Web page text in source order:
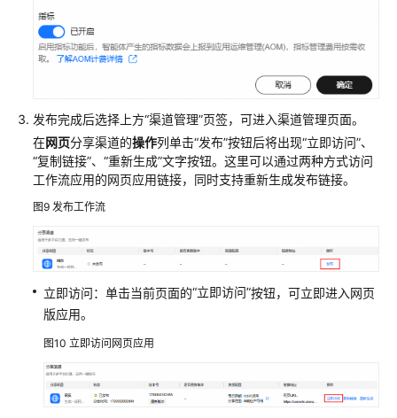
发布完成后选择上方“渠道管理”页签，可进入渠道管理页面。
在网页分享渠道的操作列单击“发布”按钮后将出现“立即访问”、
“复制链接”、 “重新生成”文字按钮。这里可以通过两种方式访问
工作流应用的网页应用链接，同时支持重新生成发布链接。
图9 发布工作流
立即访问：单击当前页面的“立即访问”按钮，可立即进入网页
版应用。
图10 立即访问网页应用